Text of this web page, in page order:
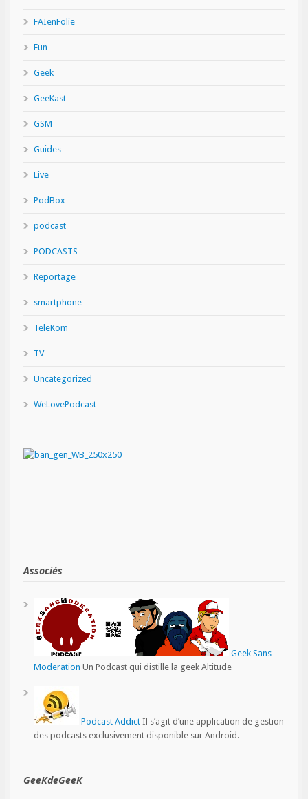
FAIenFolie
Fun
Geek
GeeKast
GSM
Guides
Live
PodBox
podcast
PODCASTS
Reportage
smartphone
TeleKom
TV
Uncategorized
WeLovePodcast
Associés
Geek Sans
Moderation Un Podcast qui distille la geek Altitude
Podcast Addict Il s’agit d’une application de gestion
des podcasts exclusivement disponible sur Android.
GeeKdeGeeK